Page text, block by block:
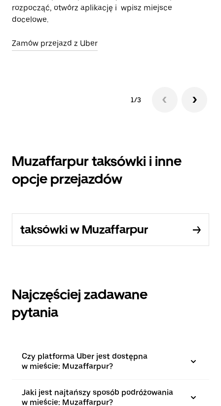
rozpocząć, otwórz aplikację i wpisz miejsce
docelowe.
Zamów przejazd z Uber
1/3
Muzaffarpur taksówki i inne
opcje przejazdów
taksówki w Muzaffarpur
Najczęściej zadawane
pytania
Czy platforma Uber jest dostępna
w mieście: Muzaffarpur?
Jaki jest najtańszy sposób podróżowania
w mieście: Muzaffarpur?